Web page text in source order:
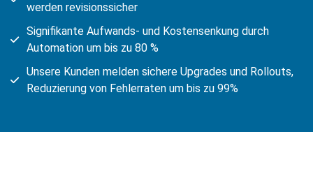
werden revisionssicher
Signifikante Aufwands- und Kostensenkung durch
Automation um bis zu 80 %
Unsere Kunden melden sichere Upgrades und Rollouts,
Reduzierung von Fehlerraten um bis zu 99%